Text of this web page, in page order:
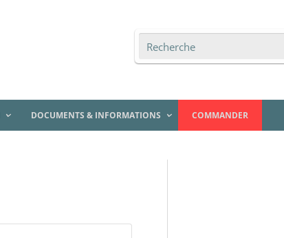
DOCUMENTS & INFORMATIONS COMMANDER